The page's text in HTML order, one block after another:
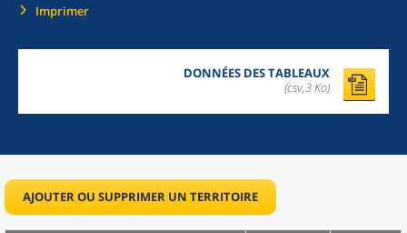
Imprimer
DONNÉES DES TABLEAUX
(csv,3 Ko)
AJOUTER OU SUPPRIMER UN TERRITOIRE